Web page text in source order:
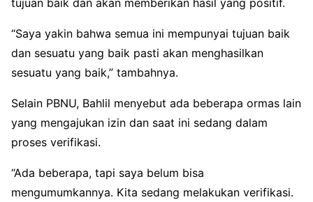
tujuan baik dan akan memberikan hasil yang positif.
“Saya yakin bahwa semua ini mempunyai tujuan baik
dan sesuatu yang baik pasti akan menghasilkan
sesuatu yang baik,” tambahnya.
Selain PBNU, Bahlil menyebut ada beberapa ormas lain
yang mengajukan izin dan saat ini sedang dalam
proses verifikasi.
“Ada beberapa, tapi saya belum bisa
mengumumkannya. Kita sedang melakukan verifikasi.